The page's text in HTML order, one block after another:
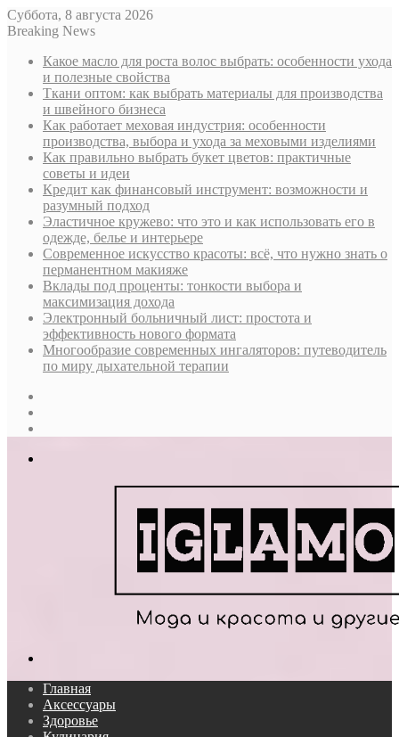
Суббота, 8 августа 2026
Breaking News
Какое масло для роста волос выбрать: особенности ухода
и полезные свойства
Ткани оптом: как выбрать материалы для производства
и швейного бизнеса
Как работает меховая индустрия: особенности
производства, выбора и ухода за меховыми изделиями
Как правильно выбрать букет цветов: практичные
советы и идеи
Кредит как финансовый инструмент: возможности и
разумный подход
Эластичное кружево: что это и как использовать его в
одежде, белье и интерьере
Современное искусство красоты: всё, что нужно знать о
перманентном макияже
Вклады под проценты: тонкости выбора и
максимизация дохода
Электронный больничный лист: простота и
эффективность нового формата
Многообразие современных ингаляторов: путеводитель
по миру дыхательной терапии
Главная
Аксессуары
Здоровье